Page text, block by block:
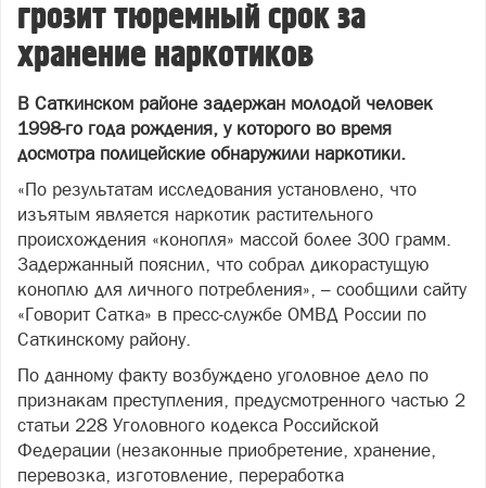
грозит тюремный срок за
хранение наркотиков
В Саткинском районе задержан молодой человек
1998-го года рождения, у которого во время
досмотра полицейские обнаружили наркотики.
«По результатам исследования установлено, что
изъятым является наркотик растительного
происхождения «конопля» массой более 300 грамм.
Задержанный пояснил, что собрал дикорастущую
коноплю для личного потребления», – сообщили сайту
«Говорит Сатка» в пресс-службе ОМВД России по
Саткинскому району.
По данному факту возбуждено уголовное дело по
признакам преступления, предусмотренного частью 2
статьи 228 Уголовного кодекса Российской
Федерации (незаконные приобретение, хранение,
перевозка, изготовление, переработка